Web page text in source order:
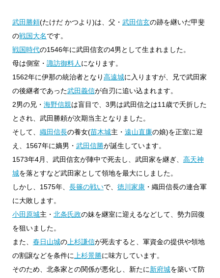
武田勝頼(たけだ かつより)は、父・ 武田信玄の跡を継いだ甲斐
の戦国大名です。
戦国時代の1546年に武田信玄の4男として生まれました。
母は側室・ 諏訪御料人 になります。
1562年に伊那の統治者となり高遠城に入りますが、兄で武田家
の後継者であった武田義信が自刃に追い込まれます。
2男の兄・ 海野信親は盲目で、3男は武田信之は11歳で夭折した
とされ、武田勝頼が次期当主となりました。
そして、 織田信長の養女(苗木城主・ 遠山直廉の娘)を正室に迎
え、1567年に嫡男・ 武田信勝が誕生しています。
1573年4月、武田信玄が陣中で死去し、武田家を継ぎ、 高天神
城を落とすなど武田家として領地を最大にしました。
しかし、1575年、 長篠の戦いで、 徳川家康・織田信長の連合軍
に大敗します。
小田原城主・ 北条氏政の妹を継室に迎えるなどして、勢力回復
を狙いました。
また、 春日山城の上杉謙信が死去すると、軍資金の提供や領地
の割譲などを条件に 上杉景勝に味方しています。
そのため、北条家との関係が悪化し、新たに新府城を築いて防